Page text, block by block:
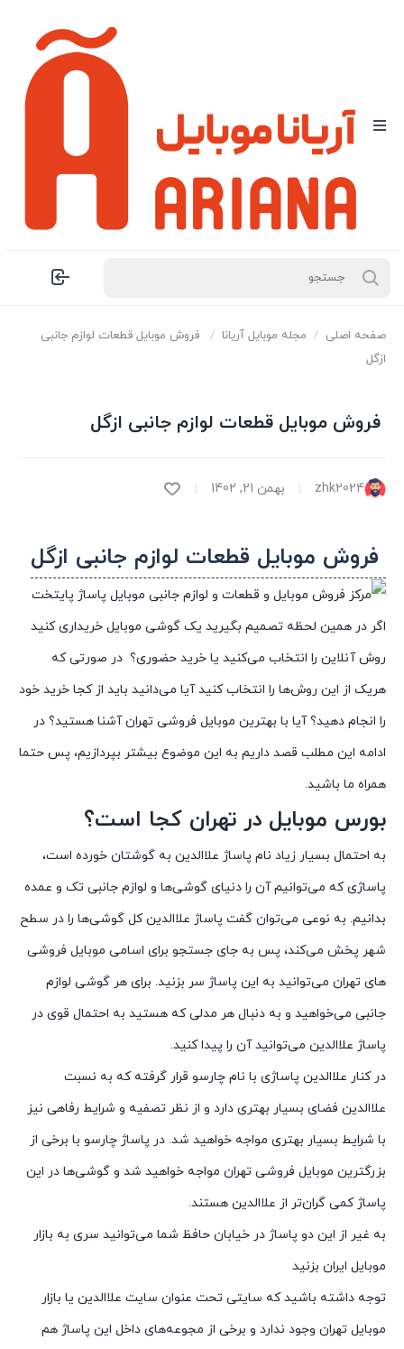
صفحه اصلی / مجله موبایل آریانا /
فروش موبایل قطعات لوازم جانبی
ازگل
فروش موبایل قطعات لوازم جانبی ازگل
zhk2024 بهمن 21, 1402
فروش موبایل قطعات لوازم جانبی ازگل
اگر در همین لحظه تصمیم بگیرید یک گوشی موبایل خریداری کنید
روش آنلاین را انتخاب می‌کنید یا خرید حضوری؟ در صورتی که
هریک از این روش‌ها را انتخاب کنید آیا می‌دانید باید از کجا خرید خود
را انجام دهید؟ آیا با بهترین موبایل فروشی تهران آشنا هستید؟ در
ادامه این مطلب قصد داریم به این موضوع بیشتر بپردازیم، پس حتما
همراه ما باشید.
بورس موبایل در تهران کجا است؟
به احتمال بسیار زیاد نام پاساژ علاالدین به گوشتان خورده است،
پاساژی که می‌توانیم آن را دنیای گوشی‌ها و لوازم جانبی تک و عمده
بدانیم. به نوعی می‌توان گفت پاساژ علاالدین کل گوشی‌ها را در سطح
شهر پخش می‌کند، پس به جای جستجو برای اسامی موبایل فروشی
های تهران می‌توانید به این پاساژ سر بزنید. برای هر گوشی لوازم
جانبی می‌خواهید و به دنبال هر مدلی که هستید به احتمال قوی در
پاساژ علاالدین می‌توانید آن را پیدا کنید.
در کنار علاالدین پاساژی با نام چارسو قرار گرفته که به نسبت
علاالدین فضای بسیار بهتری دارد و از نظر تصفیه و شرایط رفاهی نیز
با شرایط بسیار بهتری مواجه خواهید شد. در پاساژ چارسو با برخی از
بزرگترین موبایل فروشی تهران مواجه خواهید شد و گوشی‌ها در این
پاساژ کمی گران‌تر از علاالدین هستند.
به غیر از این دو پاساژ در خیابان حافظ شما می‌توانید سری به بازار
موبایل ایران بزنید
توجه داشته باشید که سایتی تحت عنوان سایت علاالدین یا بازار
موبایل تهران وجود ندارد و برخی از مجوعه‌های داخل این پاساژ هم